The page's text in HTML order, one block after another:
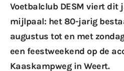
Voetbalclub DESM viert dit
mijlpaal: het 80-jarig
augustus tot en met
een feestweekend op de
Kaaskampweg in Weert.